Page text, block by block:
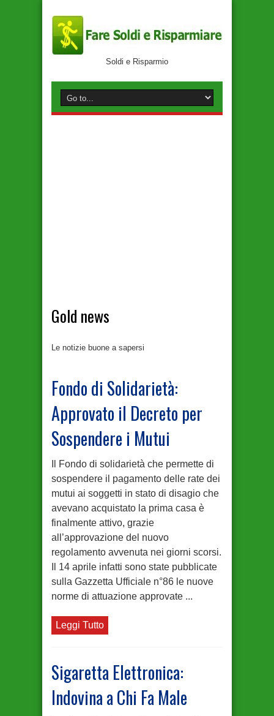
Soldi e Risparmio
Gold news
Le notizie buone a sapersi
Fondo di Solidarietà:
Approvato il Decreto per
Sospendere i Mutui
Il Fondo di solidarietà che permette di
sospendere il pagamento delle rate dei
mutui ai soggetti in stato di disagio che
avevano acquistato la prima casa è
finalmente attivo, grazie
all’approvazione del nuovo
regolamento avvenuta nei giorni scorsi.
Il 14 aprile infatti sono state pubblicate
sulla Gazzetta Ufficiale n°86 le nuove
norme di attuazione approvate ...
Leggi Tutto
Sigaretta Elettronica:
Indovina a Chi Fa Male